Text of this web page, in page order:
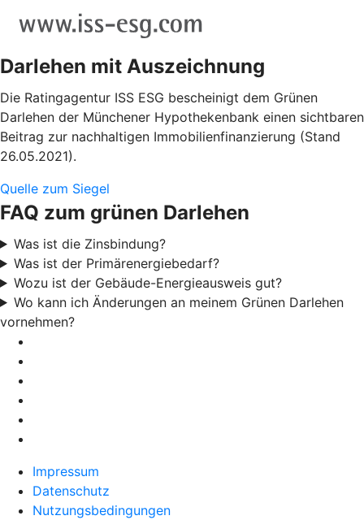
Darlehen mit Auszeichnung
Die Ratingagentur ISS ESG bescheinigt dem Grünen
Darlehen der Münchener Hypothekenbank einen sichtbaren
Beitrag zur nachhaltigen Immobilienfinanzierung (Stand
26.05.2021).
Quelle zum Siegel
FAQ zum grünen Darlehen
Was ist die Zinsbindung?
Was ist der Primärenergiebedarf?
Wozu ist der Gebäude-Energieausweis gut?
Wo kann ich Änderungen an meinem Grünen Darlehen
vornehmen?
Impressum
Datenschutz
Nutzungsbedingungen